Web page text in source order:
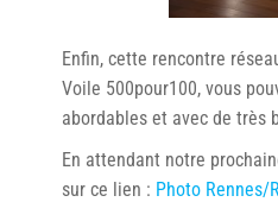
Enfin, cette rencontre
Voile 500pour100, vous
abordables et avec de très
En attendant notre
sur ce lien : Photo Rennes/